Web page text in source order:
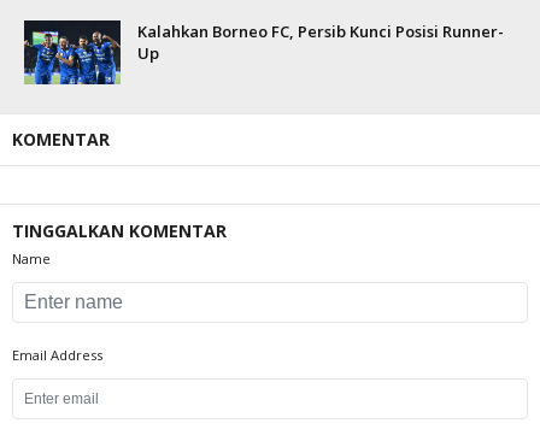
Kalahkan Borneo FC, Persib Kunci Posisi Runner-
Up
KOMENTAR
TINGGALKAN KOMENTAR
Name
Email Address